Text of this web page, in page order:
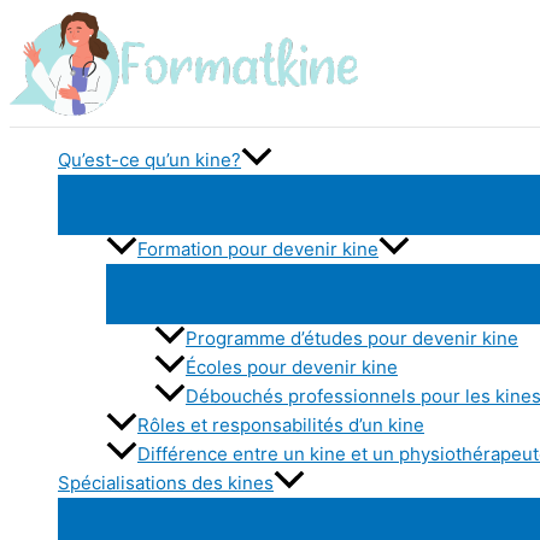
au
contenu
Qu’est-ce qu’un kine?
Formation pour devenir kine
Programme d’études pour devenir kine
Écoles pour devenir kine
Débouchés professionnels pour les kines
Rôles et responsabilités d’un kine
Différence entre un kine et un
Spécialisations des kines